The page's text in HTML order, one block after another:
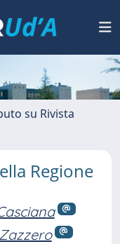
su Rivista
Regione